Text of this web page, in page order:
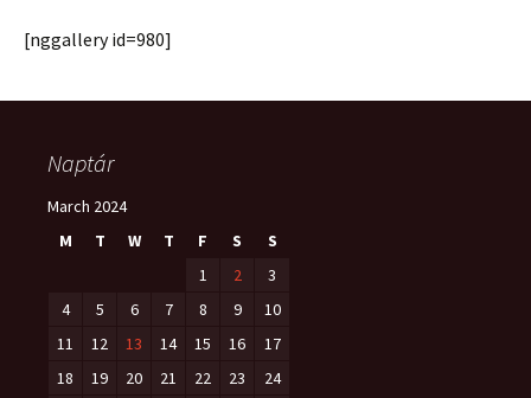
[nggallery id=980]
Naptár
March 2024
M
T W T F S
S
1
2
3
4
5 6 7 8 9
10
11
12 13 14 15 16
17
18
19 20 21 22 23
24